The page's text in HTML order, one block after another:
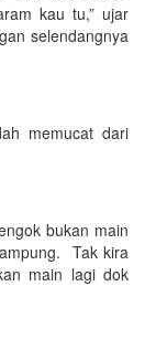
kau tu,” ujar
selendangnya
memucat dari
bukan main
Tak kira
main lagi dok